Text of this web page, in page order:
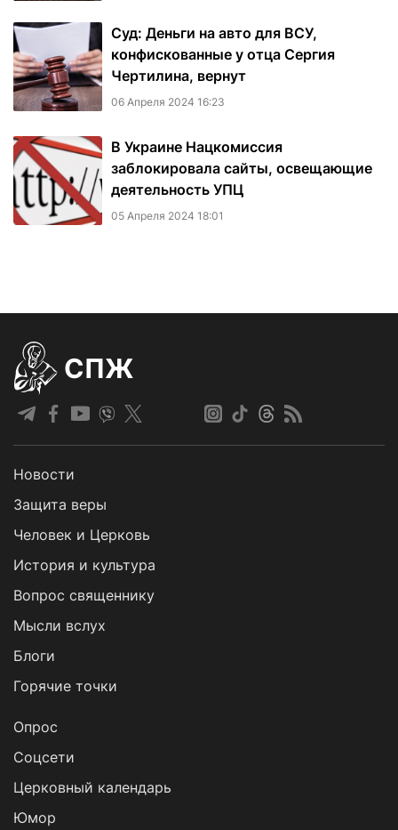
Суд: Деньги на авто для ВСУ,
конфискованные у отца Сергия
Чертилина, вернут
06 Апреля 2024 16:23
В Украине Нацкомиссия
заблокировала сайты, освещающие
деятельность УПЦ
05 Апреля 2024 18:01
СПЖ
Новости
Защита веры
Человек и Церковь
История и культура
Вопрос священнику
Мысли вслух
Блоги
Горячие точки
Опрос
Cоцсети
Церковный календарь
Юмор